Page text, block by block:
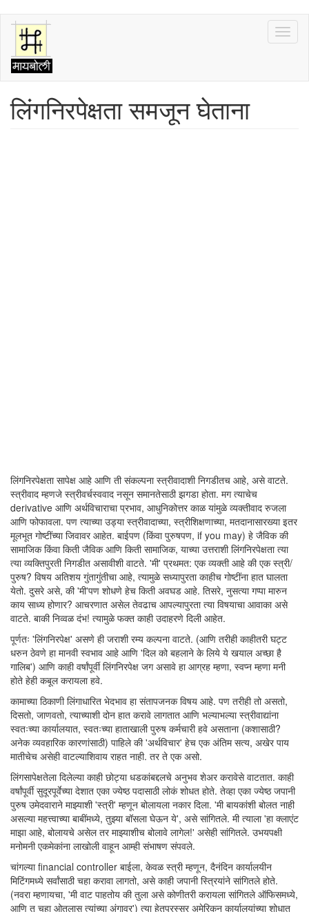
Skip
main
content
लिंगनिरपेक्षता समजून घेताना
लिंगनिरपेक्षता सापेक्ष आहे आणि ती संकल्पना स्त्रीवादाशी निगडीतच आहे, असे वाटते.
स्त्रीवाद म्हणजे स्त्रीवर्चस्ववाद नसून समानतेसाठी झगडा होता. मग त्याचेच
derivative आणि अर्थविचाराचा प्रभाव, आधुनिकोत्तर काळ यांमुळे व्यक्तीवाद रुजला
आणि फोफावला. पण त्याच्या उड्या स्त्रीवादाच्या, स्त्रीशिक्षणाच्या, मतदानासारख्या इतर
मूलभूत गोष्टींच्या जिवावर आहेत. बाईपण (किंवा पुरुषपण, if you may) हे जैविक की
सामाजिक किंवा किती जैविक आणि किती सामाजिक, याच्या उत्तराशी लिंगनिरपेक्षता त्या
त्या व्यक्तिपुरती निगडीत असावीशी वाटते. 'मी' प्रथमत: एक व्यक्ती आहे की एक स्त्री/
पुरुष? विषय अतिशय गुंतागुंतीचा आहे, त्यामुळे सध्यापुरता काहीच गोष्टींना हात घालता
येतो. दुसरे असे, की 'मी'पण शोधणे हेच किती अवघड आहे. तिसरे, नुसत्या गप्पा मारुन
काय साध्य होणार? आचरणात असेल तेवढाच आपल्यापुरता त्या विषयाचा आवाका असे
वाटते. बाकी निव्वळ दंभ! त्यामुळे फक्त काही उदाहरणे दिली आहेत.
पूर्णतः 'लिंगनिरपेक्ष' असणे ही जराशी रम्य कल्पना वाटते. (आणि तरीही काहीतरी घट्ट
धरुन ठेवणे हा मानवी स्वभाव आहे आणि 'दिल को बहलाने के लिये ये खयाल अच्छा है
गालिब') आणि काही वर्षांपूर्वी लिंगनिरपेक्ष जग असावे हा आग्रह म्हणा, स्वप्न म्हणा मनी
होते हेही कबूल करायला हवे.
कामाच्या ठिकाणी लिंगाधारित भेदभाव हा संतापजनक विषय आहे. पण तरीही तो असतो,
दिसतो, जाणवतो, त्याच्याशी दोन हात करावे लागतात आणि भल्याभल्या स्त्रीवाद्यांना
स्वतःच्या कार्यालयात, स्वतःच्या हाताखाली पुरुष कर्मचारी हवे असताना (कशासाठी?
अनेक व्यवहारिक कारणांसाठी) पाहिले की 'अर्थविचार' हेच एक अंतिम सत्य, अखेर पाय
मातीचेच असेही वाटल्याशिवाय राहत नाही. तर ते एक असो.
लिंगसापेक्षतेला दिलेल्या काही छोट्या धडकांबद्दलचे अनुभव शेअर करावेसे वाटतात. काही
वर्षांपूर्वी सुदूरपूर्वेच्या देशात एका ज्येष्ठ पदासाठी लोकं शोधत होते. तेव्हा एका ज्येष्ठ जपानी
पुरुष उमेदवाराने माझ्याशी 'स्त्री' म्हणून बोलायला नकार दिला. 'मी बायकांशी बोलत नाही
असल्या महत्त्वाच्या बाबींमध्ये, तुझ्या बॉसला घेऊन ये', असे सांगितले. मी त्याला 'हा क्लाएंट
माझा आहे, बोलायचे असेल तर माझ्याशीच बोलावे लागेल!' असेही सांगितले. उभयपक्षी
मनोमनी एकमेकांना लाखोली वाहून आम्ही संभाषण संपवले.
चांगल्या financial controller बाईला, केवळ स्त्री म्हणून, दैनंदिन कार्यालयीन
मिटिंगमध्ये सर्वांसाठी चहा करावा लागतो, असे काही जपानी स्त्रियांने सांगितले होते.
(नवरा म्हणायचा, 'मी वाट पाहतोय की तुला असे कोणीतरी करायला सांगितले ऑफिसमध्ये,
आणि तू चहा ओतलास त्यांच्या अंगावर') त्या हेतुपुरस्सर अमेरिकन कार्यालयांच्या शोधात